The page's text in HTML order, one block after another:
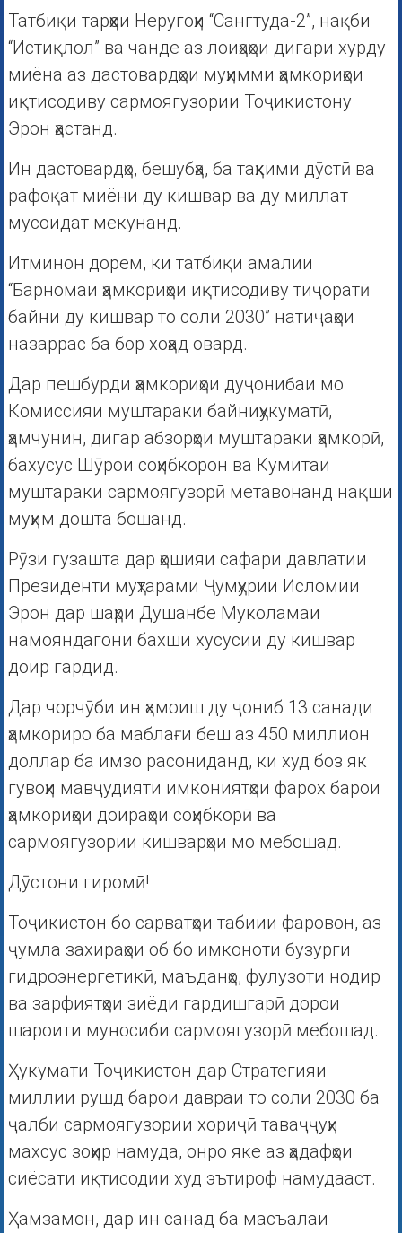
Татбиқи тарҳҳои Неругоҳи “Сангтуда-2”, нақби
“Истиқлол” ва чанде аз лоиҳаҳои дигари хурду
миёна аз дастовардҳои муҳимми ҳамкориҳои
иқтисодиву сармоягузории Тоҷикистону
Эрон ҳастанд.
Ин дастовардҳо, бешубҳа, ба таҳкими дӯстӣ ва
рафоқат миёни ду кишвар ва ду миллат
мусоидат мекунанд.
Итминон дорем, ки татбиқи амалии
“Барномаи ҳамкориҳои иқтисодиву тиҷоратӣ
байни ду кишвар то соли 2030” натиҷаҳои
назаррас ба бор хоҳад овард.
Дар пешбурди ҳамкориҳои дуҷонибаи мо
Комиссияи муштараки байниҳукуматӣ,
ҳамчунин, дигар абзорҳои муштараки ҳамкорӣ,
бахусус Шӯрои соҳибкорон ва Кумитаи
муштараки сармоягузорӣ метавонанд нақши
муҳим дошта бошанд.
Рӯзи гузашта дар ҳошияи сафари давлатии
Президенти муҳтарами Ҷумҳурии Исломии
Эрон дар шаҳри Душанбе Муколамаи
намояндагони бахши хусусии ду кишвар
доир гардид.
Дар чорчӯби ин ҳамоиш ду ҷониб 13 санади
ҳамкориро ба маблағи беш аз 450 миллион
доллар ба имзо расониданд, ки худ боз як
гувоҳи мавҷудияти имкониятҳои фарох барои
ҳамкориҳои доираҳои соҳибкорӣ ва
сармоягузории кишварҳои мо мебошад.
Дӯстони гиромӣ!
Тоҷикистон бо сарватҳои табиии фаровон, аз
ҷумла захираҳои об бо имконоти бузурги
гидроэнергетикӣ, маъданҳо, фулузоти нодир
ва зарфиятҳои зиёди гардишгарӣ дорои
шароити муносиби сармоягузорӣ мебошад.
Ҳукумати Тоҷикистон дар Стратегияи
миллии рушд барои давраи то соли 2030 ба
ҷалби сармоягузории хориҷӣ таваҷҷуҳи
махсус зоҳир намуда, онро яке аз ҳадафҳои
сиёсати иқтисодии худ эътироф намудааст.
Ҳамзамон, дар ин санад ба масъалаи